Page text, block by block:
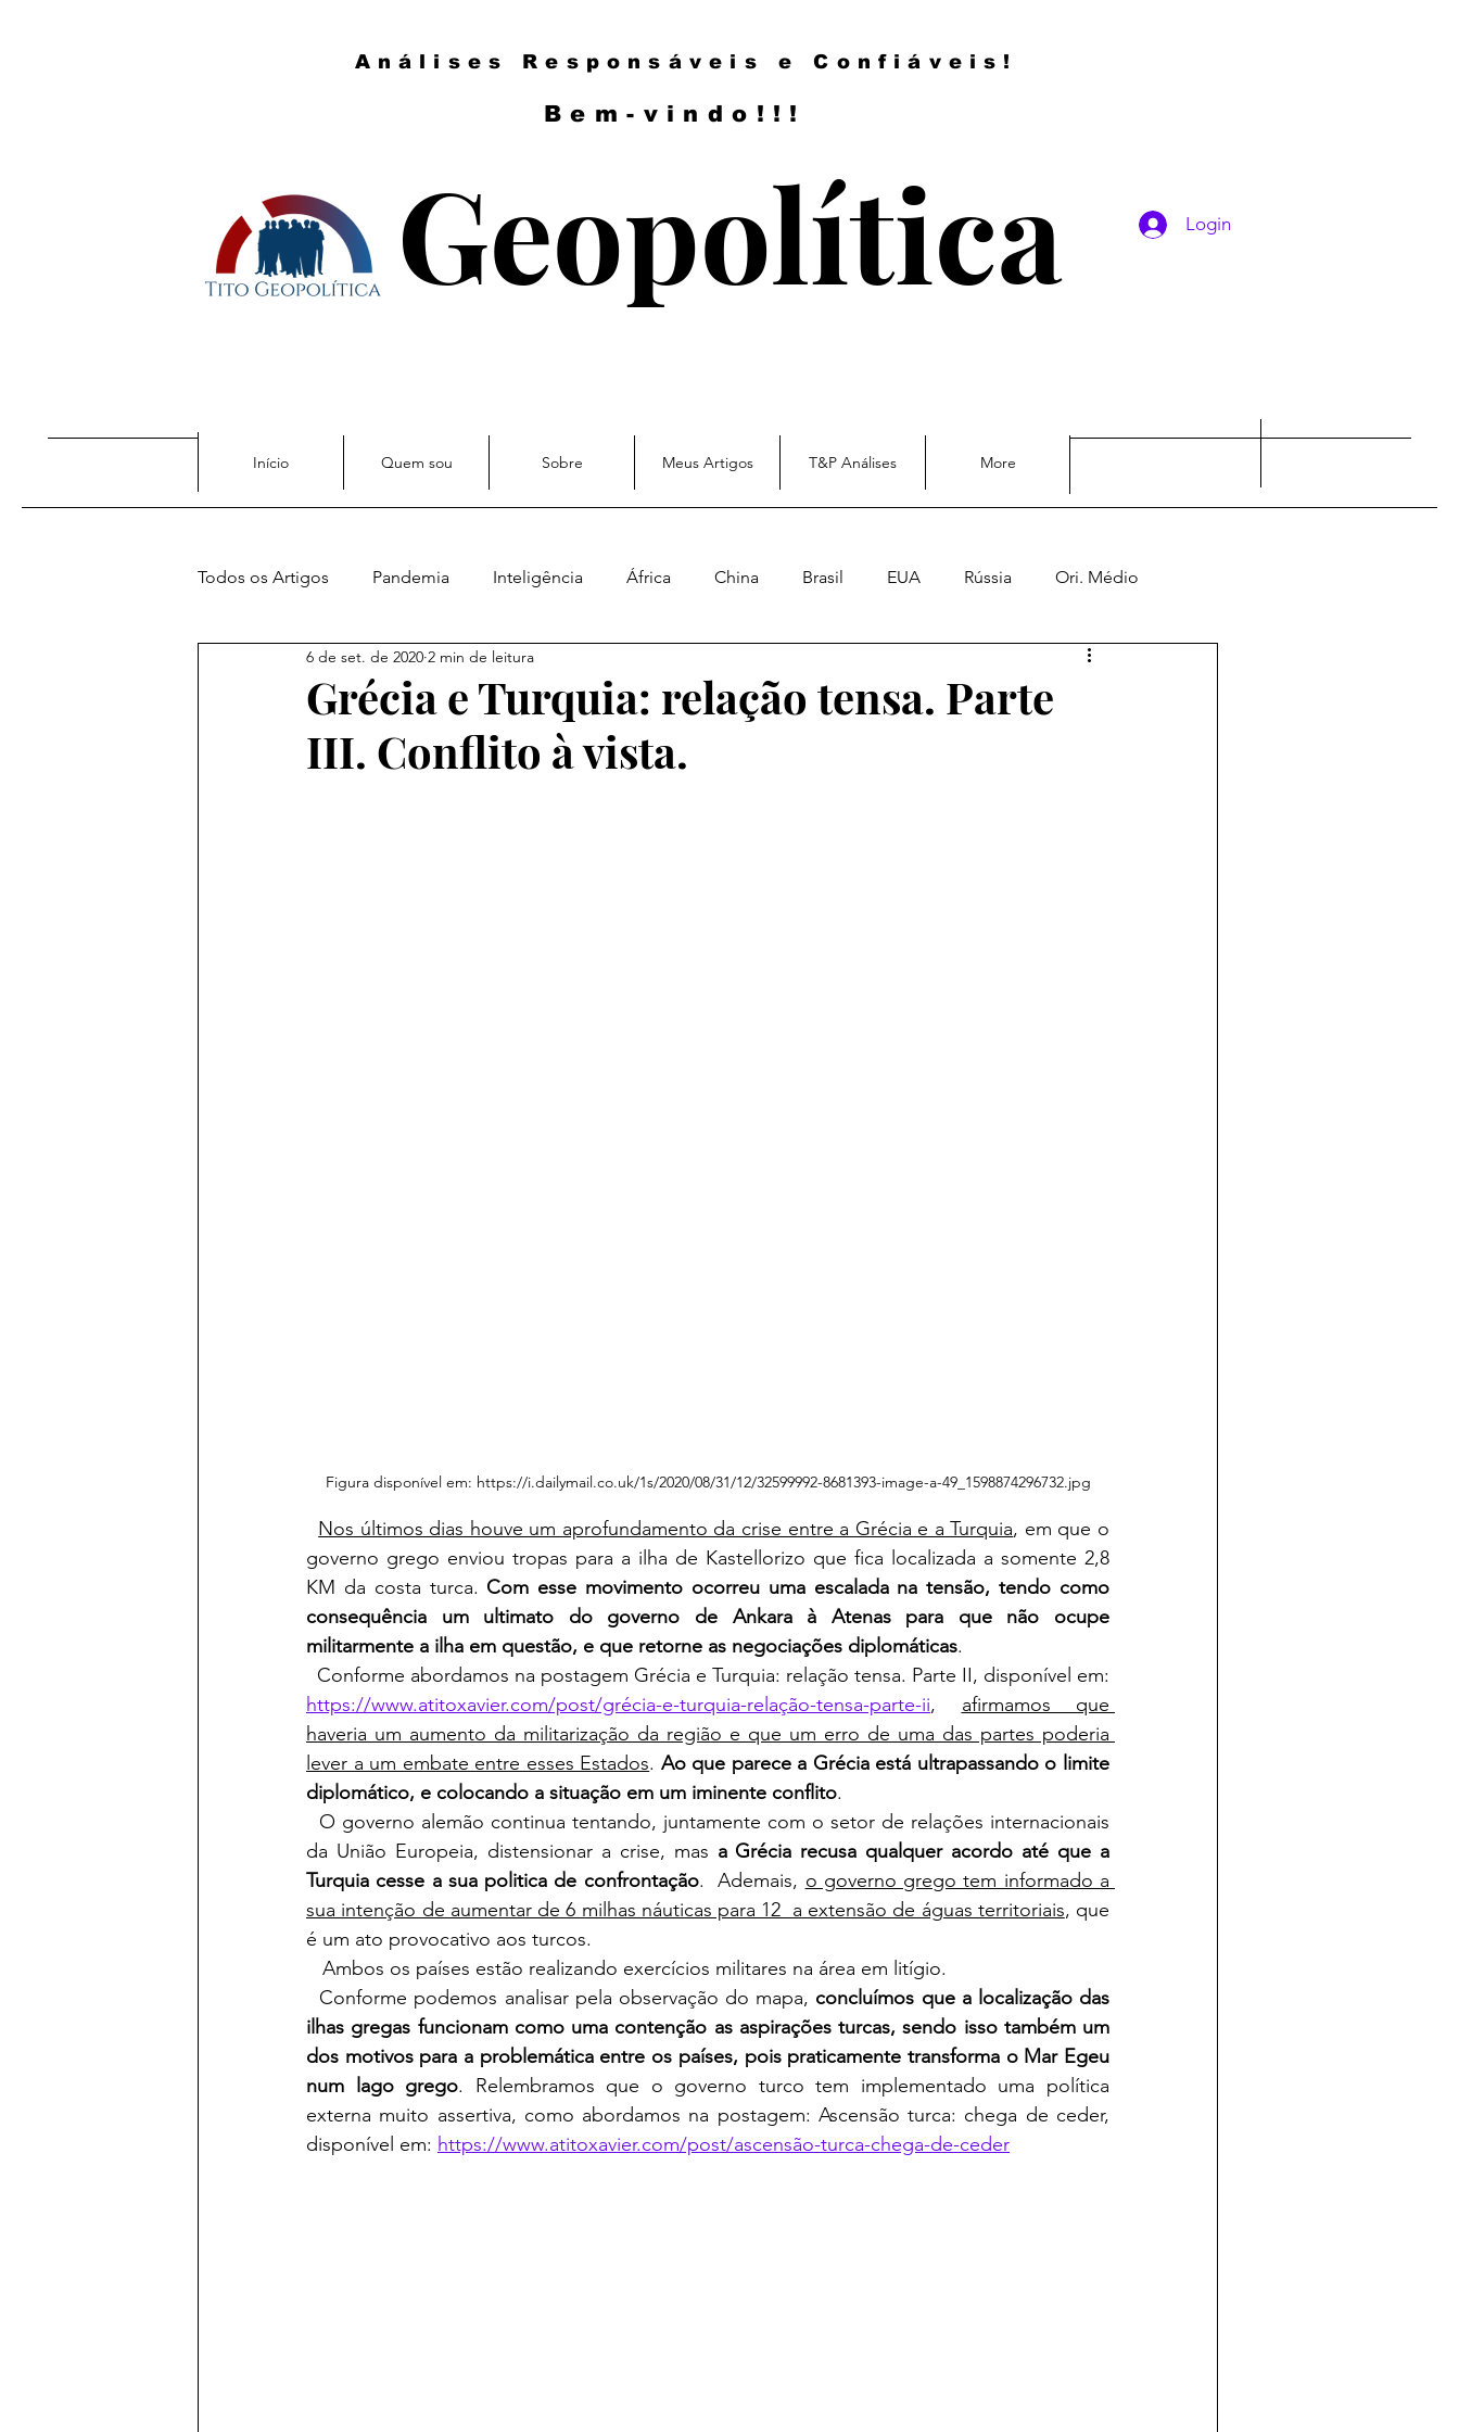
Análises Responsáveis e Confiáveis!
Bem-vindo!!!
Geopolítica Login
Início Quem sou Sobre Meus Artigos T&P Análises More
Todos os Artigos Pandemia Inteligência África China Brasil EUA Rússia Ori. Médio
Amer. e Atl. Sul Europa Ásia Jogos de Guerra
Geopolítica Energética Geopolítica Espacial
Grécia e Turquia: relação tensa. Parte
III. Conflito à vista.
6 de set. de 2020 2 min de leitura
Figura disponível em: https://i.dailymail.co.uk/1s/2020/08/31/12/32599992-8681393-image-a-49_1598874296732.jpg
Nos últimos dias houve um aprofundamento da crise entre a Grécia e a Turquia, em que o
governo grego enviou tropas para a ilha de Kastellorizo que fica localizada a somente 2,8
KM da costa turca. Com esse movimento ocorreu uma escalada na tensão, tendo como
consequência um ultimato do governo de Ankara à Atenas para que não ocupe
militarmente a ilha em questão, e que retorne as negociações diplomáticas.
  Conforme abordamos na postagem
https://www.atitoxavier.com/post/grécia-e-turquia-relação-tensa-parte-ii, afirmamos que
haveria um aumento da militarização da região e que um erro de uma das partes poderia
lever a um embate entre esses Estados. Ao que parece a Grécia está ultrapassando o limite
diplomático, e colocando a situação em um iminente conflito.
da União Europeia, distensionar a crise, mas a Grécia recusa qualquer acordo até que a
Turquia cesse a sua politica de confrontação.  Ademais, o governo grego tem informado a
sua intenção de aumentar de 6 milhas náuticas para 12  a extensão de águas territoriais, que
é um ato provocativo aos turcos.
   Ambos os países estão realizando exercícios militares na área em litígio.
  Conforme podemos analisar pela observação do mapa,
concluímos que a localização das
ilhas gregas funcionam como uma contenção as aspirações turcas, sendo isso também um
dos motivos para a problemática entre os países, pois praticamente transforma o Mar Egeu
num lago grego. Relembramos que o governo turco tem implementado uma política
externa muito assertiva, como abordamos na postagem: Ascensão turca: chega de ceder,
disponível em: https://www.atitoxavier.com/post/ascensão-turca-chega-de-ceder